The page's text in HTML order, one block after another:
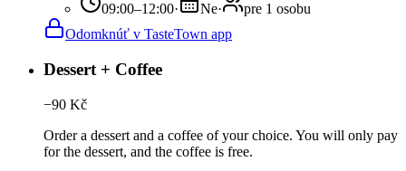
09:00–12:00· Ne·
pre 1 osobu
Odomknúť v TasteTown app
Dessert + Coffee
−90 Kč
Order a dessert and a coffee of your choice. You will only pay
for the dessert, and the coffee is free.